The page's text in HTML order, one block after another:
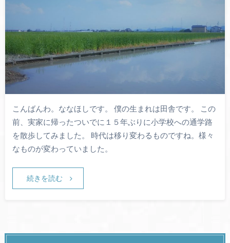
こんばんわ。ななほしです。 僕の生まれは田舎です。 この
前、実家に帰ったついでに１５年ぶりに小学校への通学路
を散歩してみました。 時代は移り変わるものですね。様々
なものが変わっていました。
続きを読む